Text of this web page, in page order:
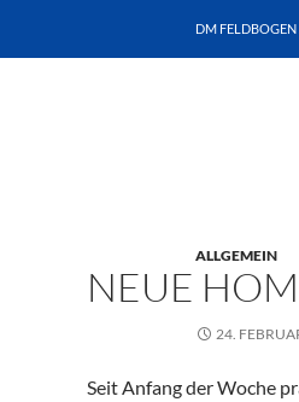
DM
ALLGEMEIN
NEUE
24.
Seit Anfang der Woche